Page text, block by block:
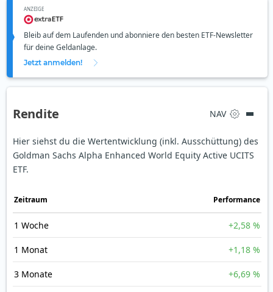
ANZEIGE
Bleib auf dem Laufenden und abonniere den besten ETF-Newsletter
für deine Geldanlage.
Jetzt anmelden!
Rendite NAV
Hier siehst du die Wertentwicklung (inkl. Ausschüttung) des
Goldman Sachs Alpha Enhanced World Equity Active UCITS
ETF.
Zeit­raum Perfor­mance
1 Woche +2,58 %
1 Monat +1,18 %
3 Monate +6,69 %